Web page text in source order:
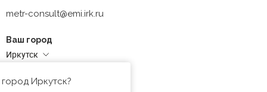
metr-consult@emi.irk.ru
Ваш город
Иркутск
Иркутск?